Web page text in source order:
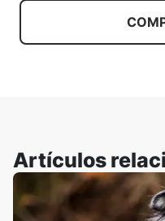
Artículos